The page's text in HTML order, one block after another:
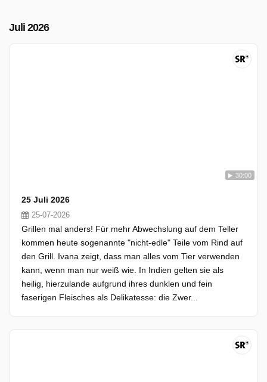
Juli 2026
30:00
25 Juli 2026
25-07-2026
Grillen mal anders! Für mehr Abwechslung auf dem Teller
kommen heute sogenannte "nicht-edle" Teile vom Rind auf
den Grill. Ivana zeigt, dass man alles vom Tier verwenden
kann, wenn man nur weiß wie. In Indien gelten sie als
heilig, hierzulande aufgrund ihres dunklen und fein
faserigen Fleisches als Delikatesse: die Zwer...